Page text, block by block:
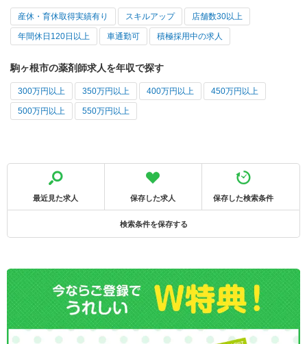
産休・育休取得実績有り スキルアップ 店舗数30以上
年間休日120日以上 車通勤可 積極採用中の求人
駒ヶ根市の薬剤師求人を年収で探す
300万円以上 350万円以上 400万円以上 450万円以上
500万円以上 550万円以上
最近見た求人 保存した求人 保存した検索条件
検索条件を保存する